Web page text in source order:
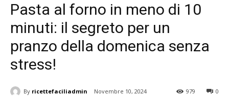
Pasta al forno in meno di 10
minuti: il segreto per un
pranzo della domenica senza
stress!
By ricettefaciliadmin Novembre 10, 2024 0
979